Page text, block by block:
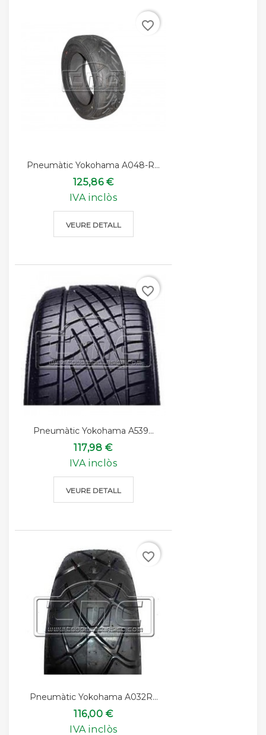
Pneumàtic Yokohama A048-R...
125,86 €
IVA inclòs
VEURE DETALL
favorite_border
Pneumàtic Yokohama A539...
117,98 €
IVA inclòs
VEURE DETALL
favorite_border
Pneumàtic Yokohama A032R...
116,00 €
IVA inclòs
favorite_border